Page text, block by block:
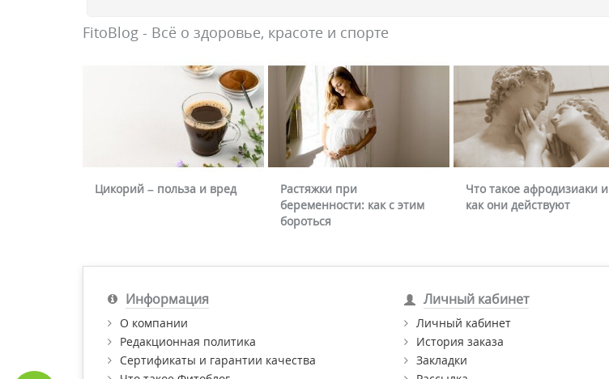
FitoBlog - Всё о здоровье, красоте и спорте
Цикорий – польза и вред
Растяжки при
беременности: как с этим
бороться
Что такое афродизиаки и
как они действуют
Информация
О компании
Редакционная политика
Сертификаты и гарантии качества
Личный кабинет
Личный кабинет
История заказа
Закладки